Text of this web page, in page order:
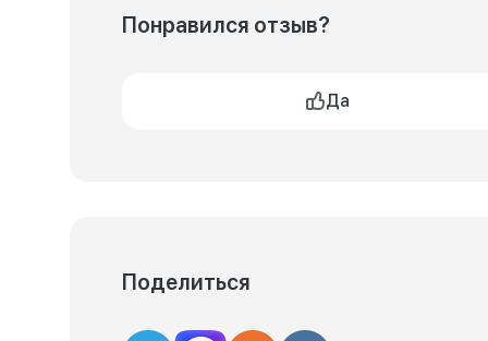
Понравился отзыв?
Да
Поделиться